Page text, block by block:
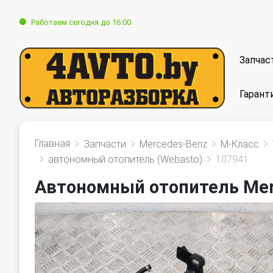
Работаем сегодня до 16:00
Главная Запчасти Mercedes-Benz M-Класс
автономный отопитель (Webasto)
107941
Автономный отопитель